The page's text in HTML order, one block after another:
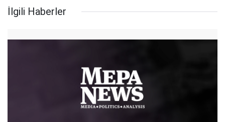
İlgili Haberler